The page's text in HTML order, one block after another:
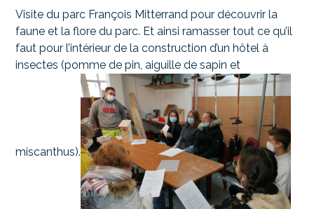
Visite du parc François Mitterrand pour découvrir la
faune et la flore du parc. Et ainsi ramasser tout ce qu’il
faut pour l’intérieur de la construction d’un hôtel à
insectes (pomme de pin, aiguille de sapin et
miscanthus).